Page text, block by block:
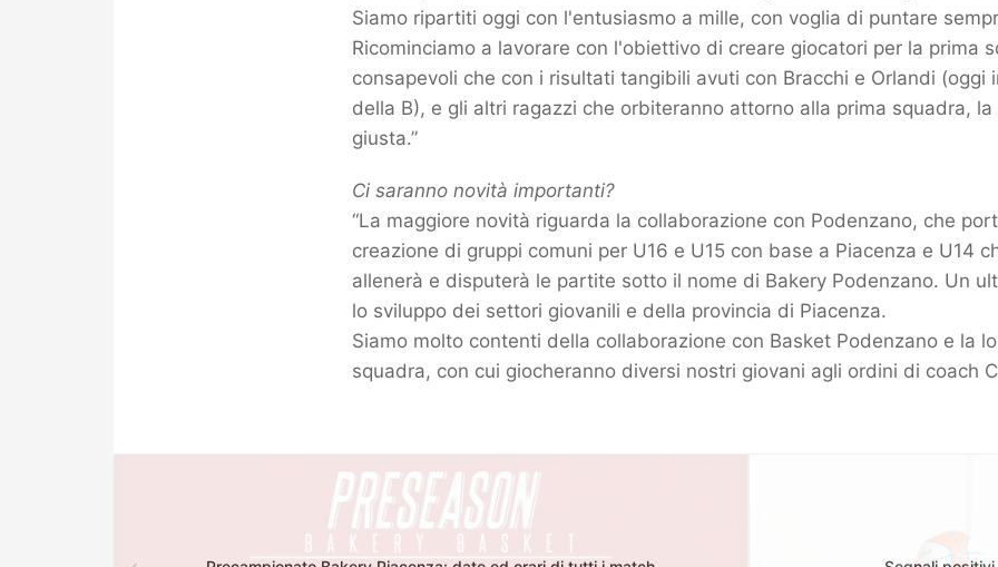
Siamo ripartiti oggi con l'entusiasmo a mille, con voglia di puntare
Ricominciamo a lavorare con l'obiettivo di creare giocatori per la prima
consapevoli che con i risultati tangibili avuti con Bracchi e Orlandi (oggi
della B), e gli altri ragazzi che orbiteranno attorno alla prima squadra,
giusta.”
Ci saranno novità importanti?
“La maggiore novità riguarda la collaborazione con Podenzano, che
creazione di gruppi comuni per U16 e U15 con base a Piacenza e U14
allenerà e disputerà le partite sotto il nome di Bakery Podenzano. Un
lo sviluppo dei settori giovanili e della provincia di Piacenza.
Siamo molto contenti della collaborazione con Basket Podenzano e la
squadra, con cui giocheranno diversi nostri giovani agli ordini di coach